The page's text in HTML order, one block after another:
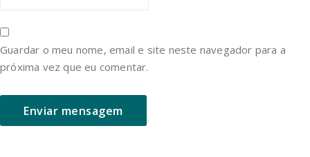
Guardar o meu nome, email e site neste navegador para a
próxima vez que eu comentar.